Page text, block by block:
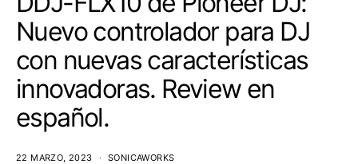
Nuevo controlador para DJ
con nuevas características
innovadoras. Review en
español.
22 MARZO, 2023 SONICAWORKS